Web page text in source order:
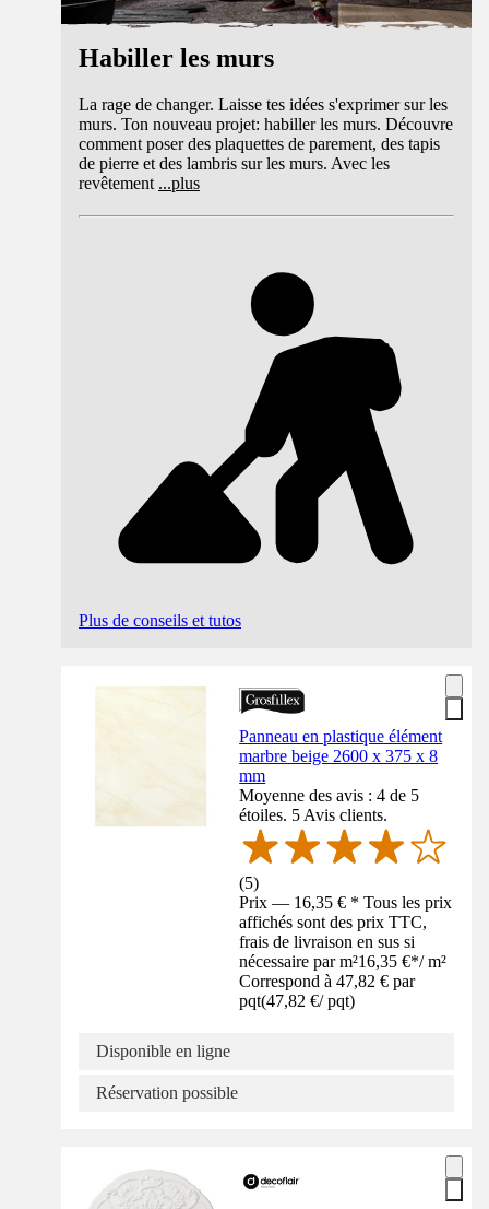
Habiller les murs
La rage de changer. Laisse tes idées s'exprimer sur les
murs. Ton nouveau projet: habiller les murs. Découvre
comment poser des plaquettes de parement, des tapis
de pierre et des lambris sur les murs. Avec les
revêtement ...plus
Plus de conseils et tutos
Panneau en plastique élément
marbre beige 2600 x 375 x 8
mm
Moyenne des avis : 4 de 5
étoiles. 5 Avis clients.
(5)
Prix — 16,35 € * Tous les prix
affichés sont des prix TTC,
frais de livraison en sus si
nécessaire par m²16,35 €*/ m²
Correspond à 47,82 € par
pqt(47,82 €/ pqt)
Disponible en ligne
Réservation possible